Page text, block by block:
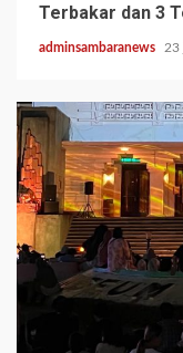
Terbakar dan 3
adminsambaranews 23